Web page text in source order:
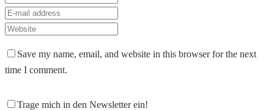
Save my name, email, and website in this browser for the next
time I comment.
Trage mich in den Newsletter ein!